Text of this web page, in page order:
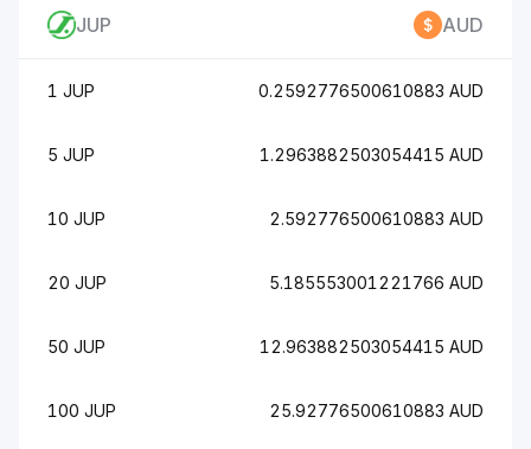
JUP AUD
1 JUP 0.2592776500610883 AUD
5 JUP 1.2963882503054415 AUD
10 JUP 2.592776500610883 AUD
20 JUP 5.185553001221766 AUD
50 JUP 12.963882503054415 AUD
100 JUP 25.92776500610883 AUD